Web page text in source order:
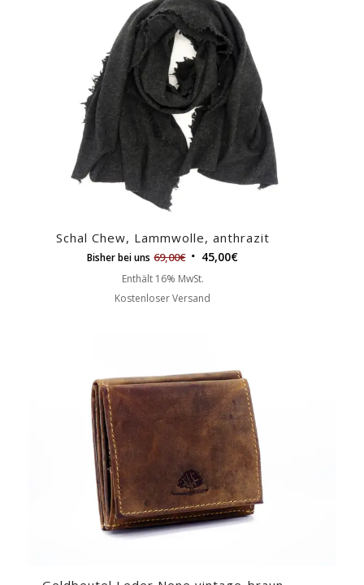
Schal Chew, Lammwolle, anthrazit
Bisher bei uns 69,00€ 45,00€
Enthält 16% MwSt.
Kostenloser Versand